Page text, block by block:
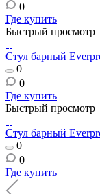
0
Где купить
Быстрый просмотр
Стул барный
0
0
Где купить
Быстрый просмотр
Стул барный
0
0
Где купить